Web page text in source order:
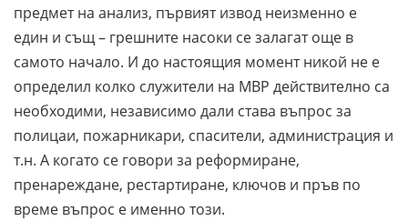
предмет на анализ, първият извод неизменно е
един и същ – грешните насоки се залагат още в
самото начало. И до настоящия момент никой не е
определил колко служители на МВР действително са
необходими, независимо дали става въпрос за
полицаи, пожарникари, спасители, администрация и
т.н. А когато се говори за реформиране,
пренареждане, рестартиране, ключов и пръв по
време въпрос е именно този.